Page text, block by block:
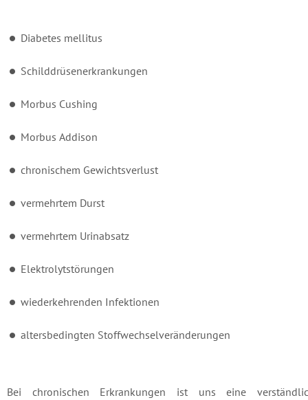
Diabetes mellitus
Schilddrüsenerkrankungen
Morbus Cushing
Morbus Addison
chronischem Gewichtsverlust
vermehrtem Durst
vermehrtem Urinabsatz
Elektrolytstörungen
wiederkehrenden Infektionen
altersbedingten Stoffwechselveränderungen
Bei chronischen Erkrankungen ist uns eine